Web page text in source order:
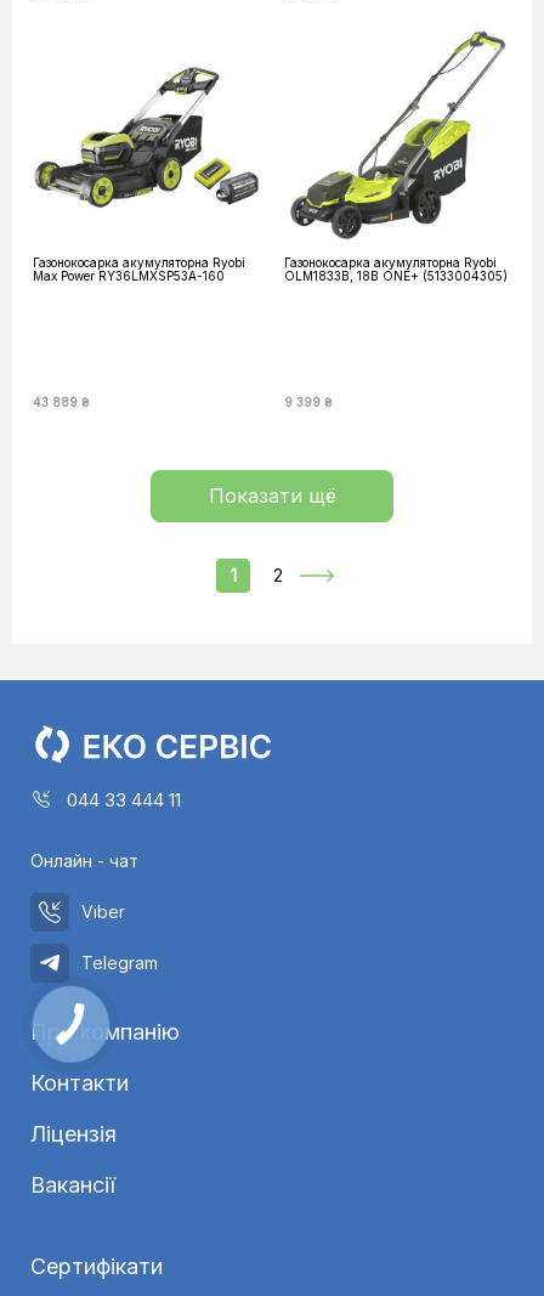
Газонокосарка акумуляторна Ryobi
Max Power RY36LMXSP53A-160
43 889 ₴
Газонокосарка акумуляторна Ryobi
OLM1833B, 18В ONE+ (5133004305)
9 399 ₴
Показати щё
1 2
044 33 444 11
Онлайн - чат
Viber
Telegram
Про компанію
Контакти
Ліцензія
Вакансії
Сертифікати